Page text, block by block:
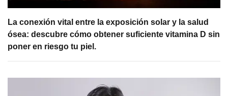
La conexión vital entre la exposición solar y la salud
ósea: descubre cómo obtener suficiente vitamina D sin
poner en riesgo tu piel.